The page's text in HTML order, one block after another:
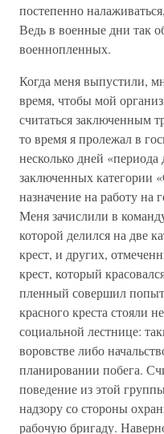
постепенно
Ведь в военные дни так
военнопленных.
Когда меня выпустили,
время, чтобы мой
считаться заключенным
то время я пролежал в
несколько дней
заключенных категории
назначение на работу на
Меня зачислили в
которой делился на две
крест, и других,
крест, который
пленный совершил
красного креста стояли
социальной лестнице:
воровстве либо
планировании побега.
поведение из этой
надзору со стороны
рабочую бригаду.